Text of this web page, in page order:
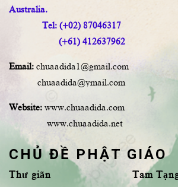
Australia.
Tel: (+02) 87046317
(+61) 412637962
Email: chuaadida1@gmail.com
chuaadida@ymail.com
Website: www.chuaadida.com
www.chuaadida.net
CHỦ ĐỀ PHẬT GIÁO
Thư giãn Tam